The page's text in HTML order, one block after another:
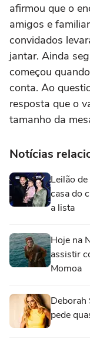
afirmou que o
amigos e
convidados
jantar. Ainda
começou
conta. Ao
resposta que o
tamanho da
Notícias
Leilão
casa do
a lista
Hoje na
assistir
Momoa
Deborah
pede